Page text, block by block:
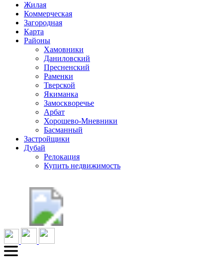
Жилая
Коммерческая
Загородная
Карта
Районы
Хамовники
Даниловский
Пресненский
Раменки
Тверской
Якиманка
Замоскворечье
Арбат
Хорошево-Мневники
Басманный
Застройщики
Дубай
Релокация
Купить недвижимость